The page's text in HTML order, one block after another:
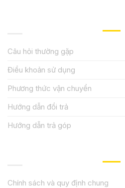
Câu hỏi thường gặp
Điều khoản sử dụng
Phương thức vận chuyển
Hướng dẫn đổi trả
Hướng dẫn trả góp
Chính sách và quy định chung